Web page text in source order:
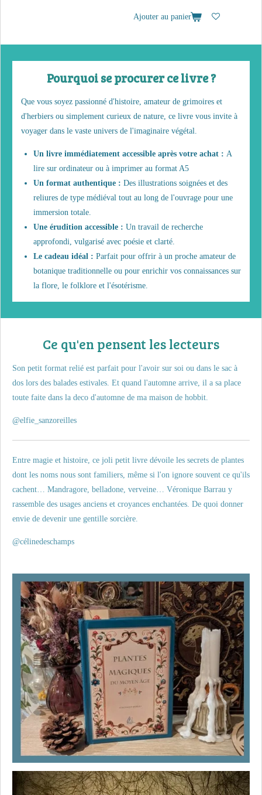
Ajouter au panier
Pourquoi se procurer ce livre ?
Que vous soyez passionné d'histoire, amateur de grimoires et
d'herbiers ou simplement curieux de nature, ce livre vous invite à
voyager dans le vaste univers de l'imaginaire végétal.
Un livre immédiatement accessible après votre achat : A
lire sur ordinateur ou à imprimer au format A5
Un format authentique : Des illustrations soignées et des
reliures de type médiéval tout au long de l'ouvrage pour une
immersion totale.
Une érudition accessible : Un travail de recherche
approfondi, vulgarisé avec poésie et clarté.
Le cadeau idéal : Parfait pour offrir à un proche amateur de
botanique traditionnelle ou pour enrichir vos connaissances sur
la flore, le folklore et l'ésotérisme.
Ce qu'en pensent les lecteurs
Son petit format relié est parfait pour l'avoir sur soi ou dans le sac à
dos lors des balades estivales. Et quand l'automne arrive, il a sa place
toute faite dans la deco d'automne de ma maison de hobbit.
@elfie_sanzoreilles
Entre magie et histoire, ce joli petit livre dévoile les secrets de plantes
dont les noms nous sont familiers, même si l'on ignore souvent ce qu'ils
cachent… Mandragore, belladone, verveine… Véronique Barrau y
rassemble des usages anciens et croyances enchantées. De quoi donner
envie de devenir une gentille sorcière.
@célinedeschamps